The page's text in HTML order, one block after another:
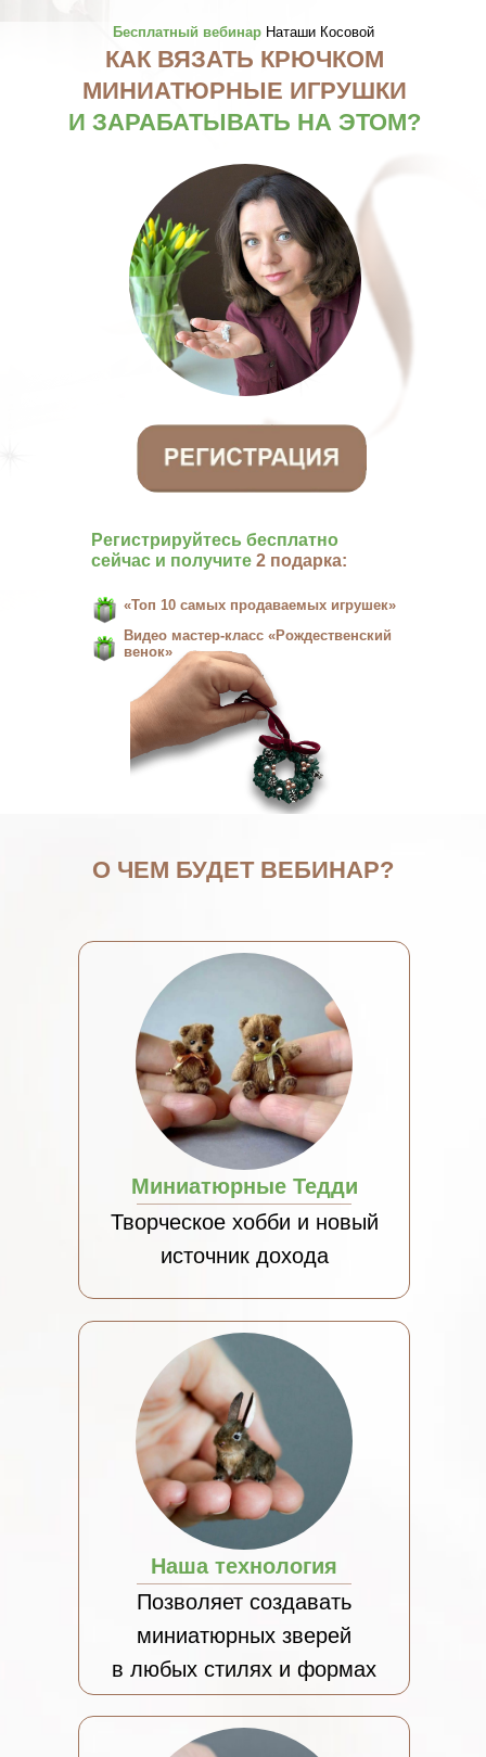
КАК ВЯЗАТЬ КРЮЧКОМ
МИНИАТЮРНЫЕ ИГРУШКИ
И ЗАРАБАТЫВАТЬ НА ЭТОМ?
Бесплатный вебинарНаташи Косовой
Регистрируйтесь бесплатно
сейчас и получите 2 подарка:
«Топ 10 самых продаваемых игрушек»
Видео мастер-класс «Рождественский
венок»
О ЧЕМ БУДЕТ ВЕБИНАР?
Миниатюрные Тедди
Творческое хобби и новый
источник дохода
Наша технология
Позволяет создавать
миниатюрных зверей
в любых стилях и формах